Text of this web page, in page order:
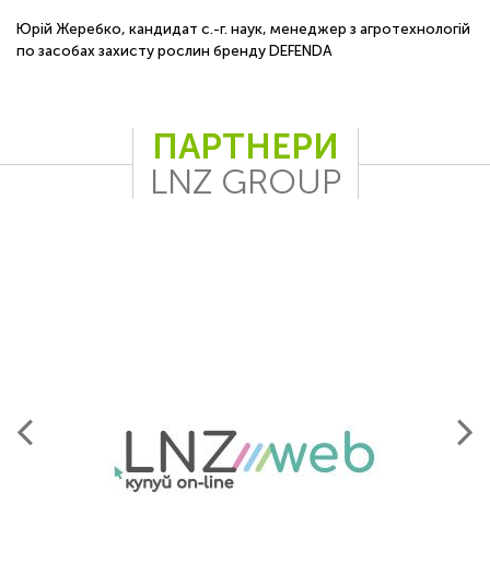
Юрій Жеребко, кандидат с.-г. наук, менеджер з агротехнологій
по засобах захисту рослин бренду DEFENDA
ПАРТНЕРИ
LNZ GROUP